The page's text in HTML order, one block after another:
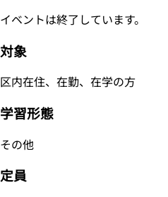
イベントは終了しています。
対象
区内在住、在勤、在学の方
学習形態
その他
定員